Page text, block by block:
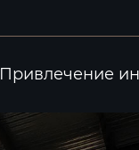
Привлечение